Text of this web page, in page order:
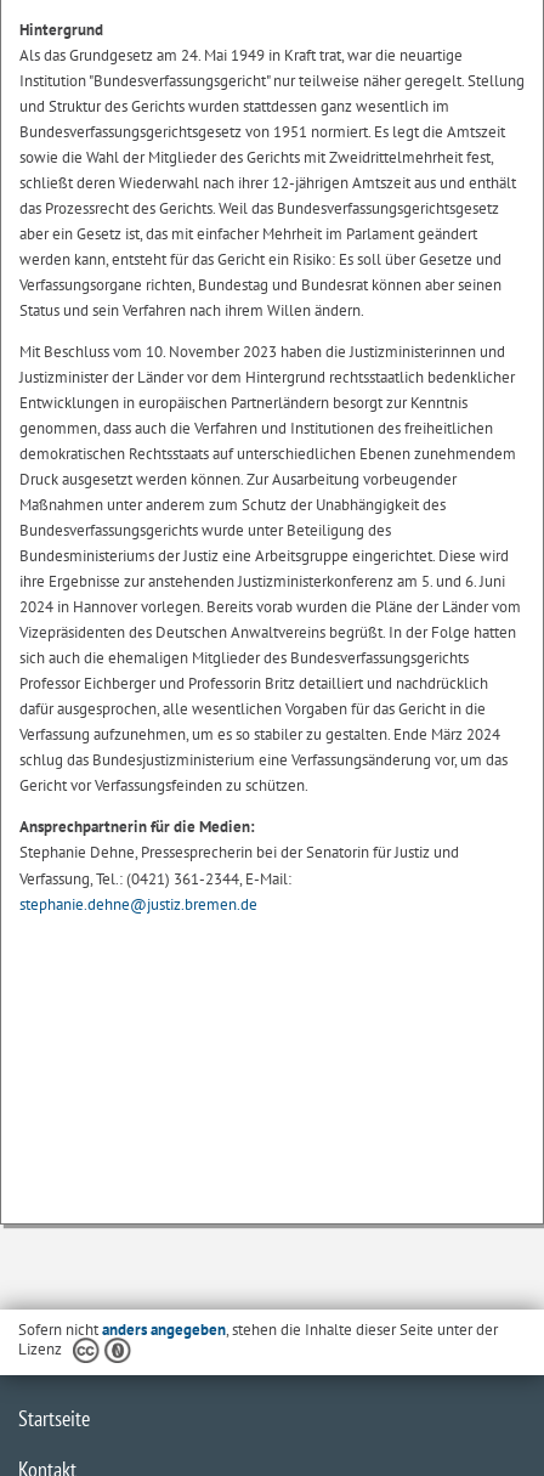
Hintergrund
Als das Grundgesetz am 24. Mai 1949 in Kraft trat, war die neuartige
Institution "Bundesverfassungsgericht" nur teilweise näher geregelt. Stellung
und Struktur des Gerichts wurden stattdessen ganz wesentlich im
Bundesverfassungsgerichtsgesetz von 1951 normiert. Es legt die Amtszeit
sowie die Wahl der Mitglieder des Gerichts mit Zweidrittelmehrheit fest,
schließt deren Wiederwahl nach ihrer 12-jährigen Amtszeit aus und enthält
das Prozessrecht des Gerichts. Weil das Bundesverfassungsgerichtsgesetz
aber ein Gesetz ist, das mit einfacher Mehrheit im Parlament geändert
werden kann, entsteht für das Gericht ein Risiko: Es soll über Gesetze und
Verfassungsorgane richten, Bundestag und Bundesrat können aber seinen
Status und sein Verfahren nach ihrem Willen ändern.
Mit Beschluss vom 10. November 2023 haben die Justizministerinnen und
Justizminister der Länder vor dem Hintergrund rechtsstaatlich bedenklicher
Entwicklungen in europäischen Partnerländern besorgt zur Kenntnis
genommen, dass auch die Verfahren und Institutionen des freiheitlichen
demokratischen Rechtsstaats auf unterschiedlichen Ebenen zunehmendem
Druck ausgesetzt werden können. Zur Ausarbeitung vorbeugender
Maßnahmen unter anderem zum Schutz der Unabhängigkeit des
Bundesverfassungsgerichts wurde unter Beteiligung des
Bundesministeriums der Justiz eine Arbeitsgruppe eingerichtet. Diese wird
ihre Ergebnisse zur anstehenden Justizministerkonferenz am 5. und 6. Juni
2024 in Hannover vorlegen. Bereits vorab wurden die Pläne der Länder vom
Vizepräsidenten des Deutschen Anwaltvereins begrüßt. In der Folge hatten
sich auch die ehemaligen Mitglieder des Bundesverfassungsgerichts
Professor Eichberger und Professorin Britz detailliert und nachdrücklich
dafür ausgesprochen, alle wesentlichen Vorgaben für das Gericht in die
Verfassung aufzunehmen, um es so stabiler zu gestalten. Ende März 2024
schlug das Bundesjustizministerium eine Verfassungsänderung vor, um das
Gericht vor Verfassungsfeinden zu schützen.
Ansprechpartnerin für die Medien:
Stephanie Dehne, Pressesprecherin bei der Senatorin für Justiz und
Verfassung, Tel.: (0421) 361-2344, E-Mail:
stephanie.dehne@justiz.bremen.de
Sofern nichtanders angegeben, stehen die Inhalte dieser Seite unter der
Lizenz
Startseite
Kontakt